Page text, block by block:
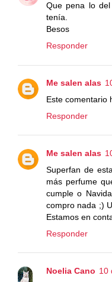
Que pena lo
tenía.
Besos
Responder
Me salen alas
Este comentario
Responder
Me salen alas
Superfan de
más perfume
cumple o
compro nada ;)
Estamos en
Responder
Noelia Cano 10